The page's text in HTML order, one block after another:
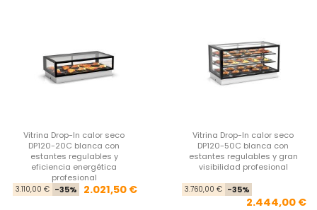
Vitrina Drop-In calor seco
DP120-20C blanca con
estantes regulables y
eficiencia energética
profesional
Precio base
3.110,00 € -35% Precio
2.021,50 €
Vitrina Drop-In calor seco
DP120-50C blanca con
estantes regulables y gran
visibilidad profesional
3.760,00 € -35%
2.444,00 €